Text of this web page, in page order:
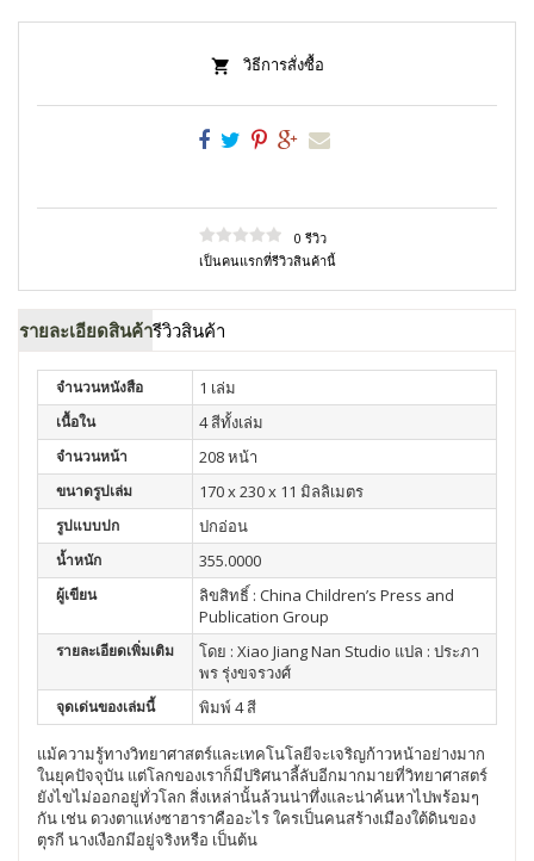
วิธีการสั่งซื้อ
0 รีวิว
เป็นคนแรกที่รีวิวสินค้านี้
รายละเอียดสินค้ารีวิวสินค้า
จำนวนหนังสือ 1 เล่ม
เนื้อใน 4 สีทั้งเล่ม
จำนวนหน้า 208 หน้า
ขนาดรูปเล่ม 170 x 230 x 11 มิลลิเมตร
รูปแบบปก ปกอ่อน
น้ำหนัก 355.0000
ผู้เขียน
ลิขสิทธิ์ : China Children’s Press and
Publication Group
รายละเอียดเพิ่มเติม
โดย : Xiao Jiang Nan Studio แปล : ประภา
พร รุ่งขจรวงศ์
จุดเด่นของเล่มนี้ พิมพ์ 4 สี
แม้ความรู้ทางวิทยาศาสตร์และเทคโนโลยีจะเจริญก้าวหน้าอย่างมาก
ในยุคปัจจุบัน แต่โลกของเราก็มีปริศนาลี้ลับอีกมากมายที่วิทยาศาสตร์
ยังไขไม่ออกอยู่ทั่วโลก สิ่งเหล่านั้นล้วนน่าทึ่งและน่าค้นหาไปพร้อมๆ
กัน เช่น ดวงตาแห่งซาฮาราคืออะไร ใครเป็นคนสร้างเมืองใต้ดินของ
ตุรกี นางเงือกมีอยู่จริงหรือ เป็นต้น